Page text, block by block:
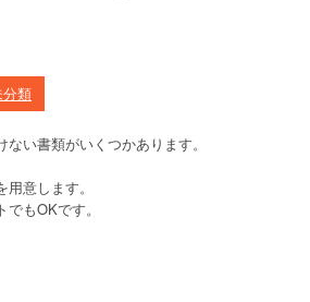
類
い書類がいくつかあります。
意します。
もOKです。